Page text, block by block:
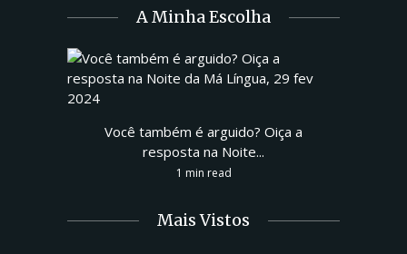
A Minha Escolha
Você também é arguido? Oiça a
resposta na Noite...
1 min read
Mais Vistos